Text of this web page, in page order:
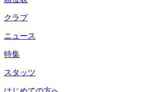
クラブ
ニュース
特集
スタッツ